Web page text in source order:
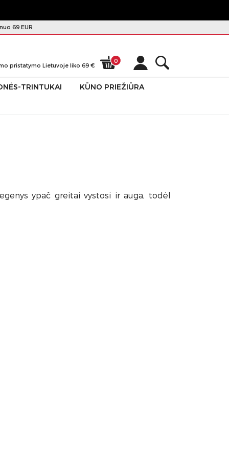
69 EUR
pristatymo Lietuvoje liko 69 €
0
TRINTUKAI
KŪNO PRIEŽIŪRA
ypač greitai vystosi ir auga, todėl